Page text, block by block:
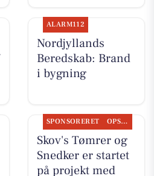
ALARM112
Nordjyllands
Beredskab: Brand
i bygning
SPONSORERET OPSLAGSTAVLEN
Skov's Tømrer og
Snedker er startet
på projekt med